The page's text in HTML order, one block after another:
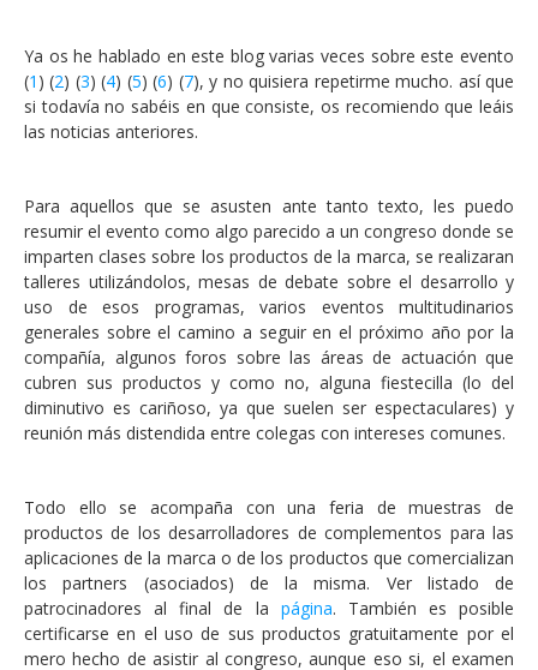
Ya os he hablado en este blog varias veces sobre este evento
(1 ) (2) (3) (4) (5) (6) (7), y no quisiera repetirme mucho. así que
si todavía no sabéis en que consiste, os recomiendo que leáis
las noticias anteriores.
Para aquellos que se asusten ante tanto texto, les puedo
resumir el evento como algo parecido a un congreso donde se
imparten clases sobre los productos de la marca, se realizaran
talleres utilizándolos, mesas de debate sobre el desarrollo y
uso de esos programas, varios eventos multitudinarios
generales sobre el camino a seguir en el próximo año por la
compañía, algunos foros sobre las áreas de actuación que
cubren sus productos y como no, alguna fiestecilla (lo del
diminutivo es cariñoso, ya que suelen ser espectaculares) y
reunión más distendida entre colegas con intereses comunes.
Todo ello se acompaña con una feria de muestras de
productos de los desarrolladores de complementos para las
aplicaciones de la marca o de los productos que comercializan
los partners (asociados) de la misma. Ver listado de
patrocinadores al final de la página. También es posible
certificarse en el uso de sus productos gratuitamente por el
mero hecho de asistir al congreso, aunque eso si, el examen